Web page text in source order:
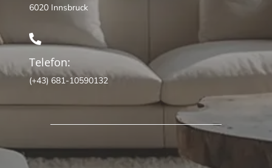
6020 Innsbruck

Telefon:
(+43) 681-10590132